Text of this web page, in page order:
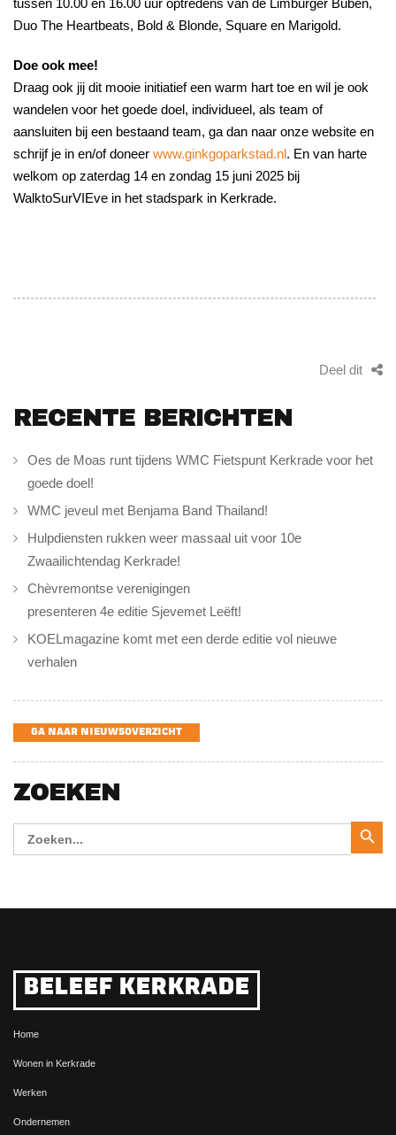
tussen 10.00 en 16.00 uur optredens van de Limburger Buben,
Duo The Heartbeats, Bold & Blonde, Square en Marigold.
Doe ook mee!
Draag ook jij dit mooie initiatief een warm hart toe en wil je ook
wandelen voor het goede doel, individueel, als team of
aansluiten bij een bestaand team, ga dan naar onze website en
schrijf je in en/of doneer www.ginkgoparkstad.nl. En van harte
welkom op zaterdag 14 en zondag 15 juni 2025 bij
WalktoSurVIEve in het stadspark in Kerkrade.
Deel dit
RECENTE BERICHTEN
Oes de Moas runt tijdens WMC Fietspunt Kerkrade voor het
goede doel!
WMC jeveul met Benjama Band Thailand!
Hulpdiensten rukken weer massaal uit voor 10e
Zwaailichtendag Kerkrade!
Chèvremontse verenigingen
presenteren 4e editie Sjevemet Leëft!
KOELmagazine komt met een derde editie vol nieuwe
verhalen
GA NAAR NIEUWSOVERZICHT
ZOEKEN
Zoek
naar:
BELEEF KERKRADE
Home
Wonen in Kerkrade
Werken
Ondernemen